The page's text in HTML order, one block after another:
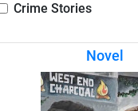
Crime Stories
Novel